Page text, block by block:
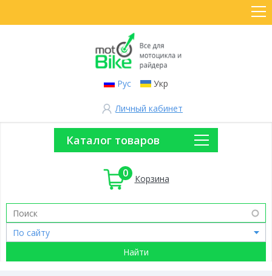
Рус Укр
Личный кабинет
Каталог товаров
0 Корзина